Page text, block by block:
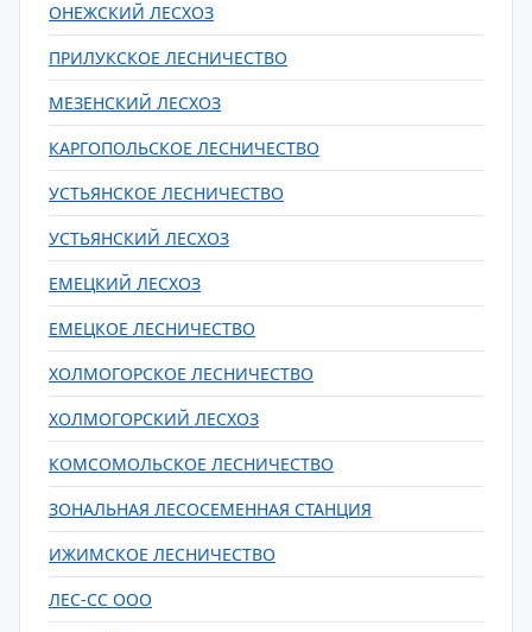
ОНЕЖСКИЙ ЛЕСХОЗ
ПРИЛУКСКОЕ ЛЕСНИЧЕСТВО
МЕЗЕНСКИЙ ЛЕСХОЗ
КАРГОПОЛЬСКОЕ ЛЕСНИЧЕСТВО
УСТЬЯНСКОЕ ЛЕСНИЧЕСТВО
УСТЬЯНСКИЙ ЛЕСХОЗ
ЕМЕЦКИЙ ЛЕСХОЗ
ЕМЕЦКОЕ ЛЕСНИЧЕСТВО
ХОЛМОГОРСКОЕ ЛЕСНИЧЕСТВО
ХОЛМОГОРСКИЙ ЛЕСХОЗ
КОМСОМОЛЬСКОЕ ЛЕСНИЧЕСТВО
ЗОНАЛЬНАЯ ЛЕСОСЕМЕННАЯ СТАНЦИЯ
ИЖИМСКОЕ ЛЕСНИЧЕСТВО
ЛЕС-СС ООО